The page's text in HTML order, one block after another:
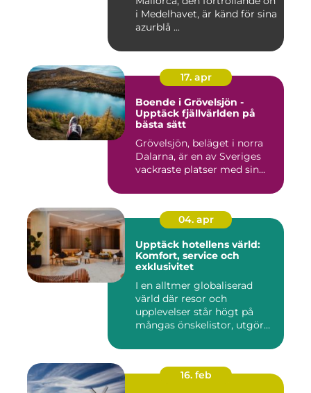
i Medelhavet, är känd för sina
azurblå ...
17. apr
Boende i Grövelsjön -
Upptäck fjällvärlden på
bästa sätt
Grövelsjön, beläget i norra
Dalarna, är en av Sveriges
vackraste platser med sin...
04. apr
Upptäck hotellens värld:
Komfort, service och
exklusivitet
I en alltmer globaliserad
värld där resor och
upplevelser står högt på
mångas önskelistor, utgör
16. feb